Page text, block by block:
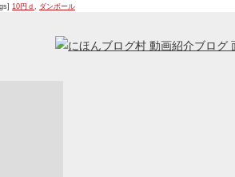
10円ｄ ダンボール